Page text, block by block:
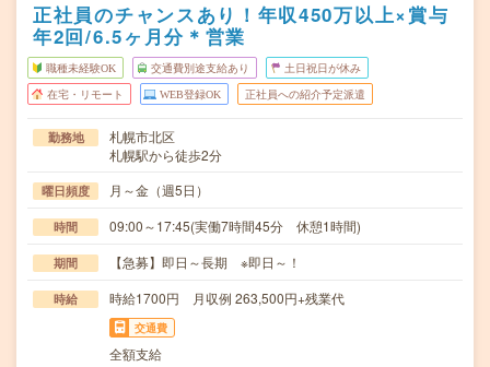
正社員のチャンスあり！年収450万以上×賞与
年2回/6.5ヶ月分＊営業
職種未経験OK 交通費別途支給あり 土日祝日が休み
在宅・リモート WEB登録OK 正社員への紹介予定派遣
勤務地
札幌市北区
札幌駅から徒歩2分
曜日頻度 月～金（週5日）
時間 09:00～17:45(実働7時間45分 休憩1時間)
期間 【急募】即日～長期 ※即日～！
時給 時給1700円 月収例 263,500円+残業代
交通費
全額支給